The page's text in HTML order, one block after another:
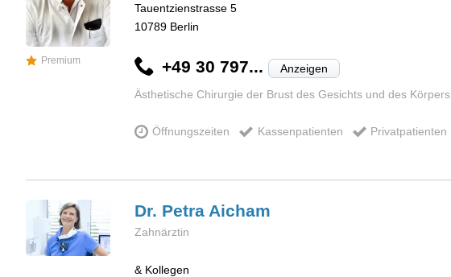
Premium
Tauentzienstrasse 5
10789 Berlin
+49 30 797... Anzeigen
Ästhetische Chirurgie der Brust des Gesichts und des Körpers
Öffnungszeiten Kassenpatienten Privatpatienten
Dr. Petra Aicham
Zahnärztin
& Kollegen